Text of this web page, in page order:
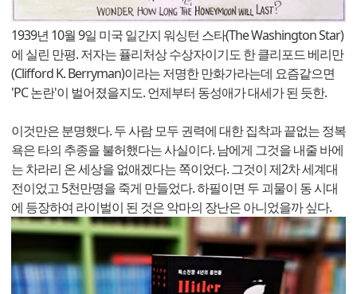
1939년 10월 9일 미국 일간지 워싱턴 스타(The Washington Star)
에 실린 만평. 저자는 퓰리처상 수상자이기도 한 클리포드 베리만
(Clifford K. Berryman)이라는 저명한 만화가라는데 요즘같으면
'PC 논란'이 벌어졌을지도. 언제부터 동성애가 대세가 된 듯한.
이것만은 분명했다. 두 사람 모두 권력에 대한 집착과 끝없는 정복
욕은 타의 추종을 불허했다는 사실이다. 남에게 그것을 내줄 바에
는 차라리 온 세상을 없애겠다는 쪽이었다. 그것이 제2차 세계대
전이었고 5천만명을 죽게 만들었다. 하필이면 두 괴물이 동 시대
에 등장하여 라이벌이 된 것은 악마의 장난은 아니었을까 싶다.